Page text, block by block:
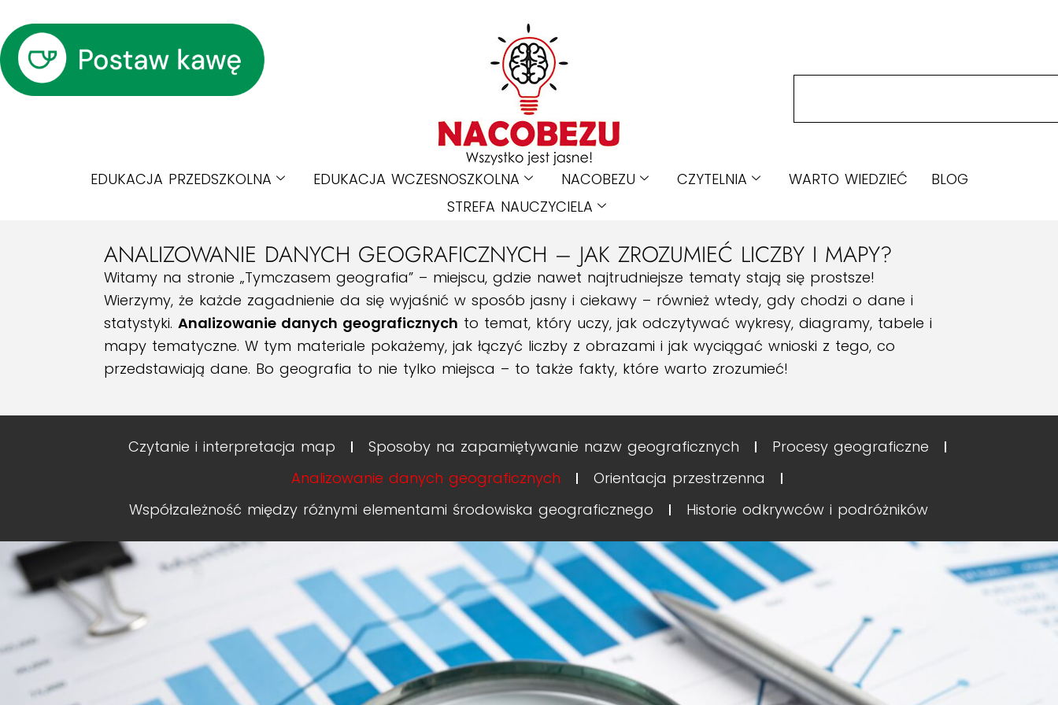
EDUKACJA PRZEDSZKOLNA EDUKACJA WCZESNOSZKOLNA NACOBEZU CZYTELNIA WARTO WIEDZIEĆ
BLOG
STREFA NAUCZYCIELA
ANALIZOWANIE DANYCH GEOGRAFICZNYCH – JAK ZROZUMIEĆ LICZBY I MAPY?
Witamy na stronie „Tymczasem geografia” – miejscu, gdzie nawet najtrudniejsze tematy stają się prostsze!
Wierzymy, że każde zagadnienie da się wyjaśnić w sposób jasny i ciekawy – również wtedy, gdy chodzi o dane i
statystyki. Analizowanie danych geograficznych to temat, który uczy, jak odczytywać wykresy, diagramy, tabele i
mapy tematyczne. W tym materiale pokażemy, jak łączyć liczby z obrazami i jak wyciągać wnioski z tego, co
przedstawiają dane. Bo geografia to nie tylko miejsca – to także fakty, które warto zrozumieć!
Czytanie i interpretacja map Sposoby na zapamiętywanie nazw geograficznych
Procesy geograficzne
Analizowanie danych geograficznych
Orientacja przestrzenna
Współzależność między różnymi elementami środowiska geograficznego
Historie odkrywców i podróżników